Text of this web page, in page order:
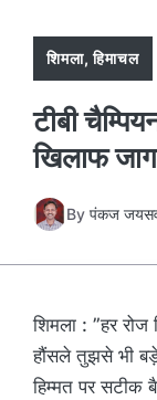
शिमला,हिमाचल
टीबी
खिलाफ
By पंकज
शिमला : ”हर
हौंसले तुझसे भी
हिम्मत पर सटीक